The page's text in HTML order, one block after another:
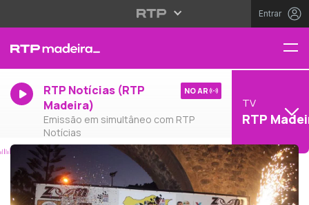
Entrar
RTP Notícias (RTP
Madeira)
Emissão em simultâneo com RTP
Notícias
NO AR
TV
RTP